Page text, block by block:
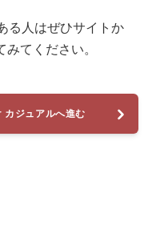
る人はぜひサイトか
てください。
カジュアルへ進む